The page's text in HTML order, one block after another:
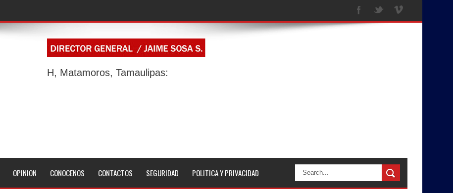
H, Matamoros, Tamaulipas:
OPINION CONOCENOS CONTACTOS SEGURIDAD POLITICA Y PRIVACIDAD